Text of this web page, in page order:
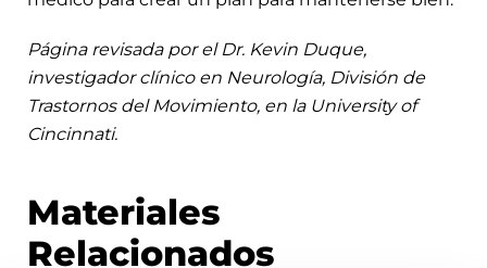
Página revisada por el Dr. Kevin Duque,
investigador clínico en Neurología, División de
Trastornos del Movimiento, en la University of
Cincinnati.
Materiales
Relacionados